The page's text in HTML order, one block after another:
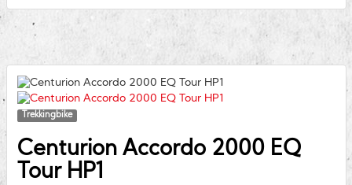
Trekkingbike
CenturionAccordo 2000 EQ
Tour HP1